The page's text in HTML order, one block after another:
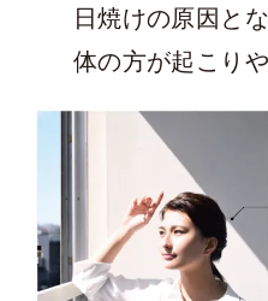
日焼けの原因と
体の方が起こり